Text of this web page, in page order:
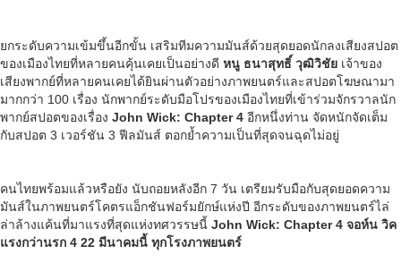
ยกระดับความเข้มขึ้นอีกขั้น เสริมทีมความมันส์ด้วยสุดยอดนักลงเสียงสปอต
ของเมืองไทยที่หลายคนคุ้นเคยเป็นอย่างดี หนู ธนาสุทธิ์ วุฒิวิชัย เจ้าของ
เสียงพากย์ที่หลายคนเคยได้ยินผ่านตัวอย่างภาพยนตร์และสปอตโฆษณามา
มากกว่า 100 เรื่อง นักพากย์ระดับมือโปรของเมืองไทยที่เข้าร่วมจักรวาลนัก
พากย์สปอตของเรื่อง John Wick: Chapter 4 อีกหนึ่งท่าน จัดหนักจัดเต็ม
กับสปอต 3 เวอร์ชัน 3 ฟีลมันส์ ตอกย้ำความเป็นที่สุดจนฉุดไม่อยู่
คนไทยพร้อมแล้วหรือยัง นับถอยหลังอีก 7 วัน เตรียมรับมือกับสุดยอดความ
มันส์ในภาพยนตร์โคตรแอ็กชันฟอร์มยักษ์แห่งปี อีกระดับของภาพยนตร์ไล่
ล่าล้างแค้นที่มาแรงที่สุดแห่งทศวรรษนี้ John Wick: Chapter 4 จอห์น วิค
แรงกว่านรก 4 22 มีนาคมนี้ ทุกโรงภาพยนตร์